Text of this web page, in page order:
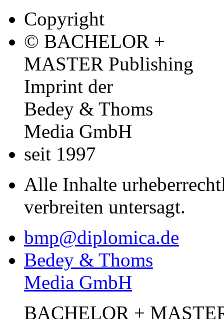
Copyright
© BACHELOR +
MASTER Publishing
Imprint der
Bedey & Thoms
Media GmbH
seit 1997
Alle Inhalte
verbreiten untersagt.
bmp@diplomica.de
Bedey & Thoms
Media GmbH
BACHELOR +